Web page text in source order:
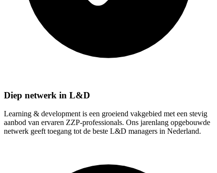
Diep netwerk in L&D
Learning & development is een groeiend vakgebied met een stevig
aanbod van ervaren ZZP-professionals. Ons jarenlang opgebouwde
netwerk geeft toegang tot de beste L&D managers in Nederland.